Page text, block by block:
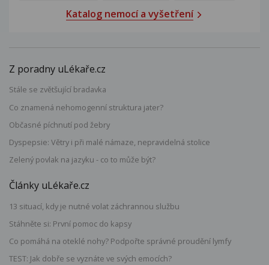
Katalog nemocí a vyšetření
Z poradny uLékaře.cz
Stále se zvětšující bradavka
Co znamená nehomogenní struktura jater?
Občasné píchnutí pod žebry
Dyspepsie: Větry i při malé námaze, nepravidelná stolice
Zelený povlak na jazyku - co to může být?
Články uLékaře.cz
13 situací, kdy je nutné volat záchrannou službu
Stáhněte si: První pomoc do kapsy
Co pomáhá na oteklé nohy? Podpořte správné proudění lymfy
TEST: Jak dobře se vyznáte ve svých emocích?